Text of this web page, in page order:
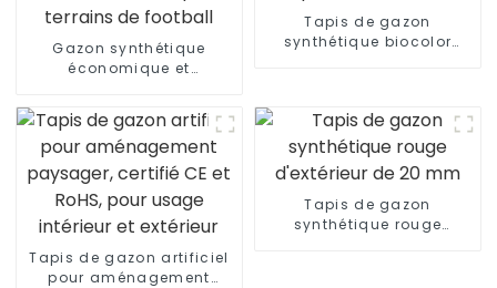
Gazon synthétique
économique et
terrains de football
Tapis de gazon
synthétique biocolor
Tapis de gazon artificiel
pour aménagement
Tapis de gazon
synthétique rouge